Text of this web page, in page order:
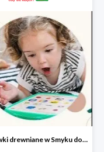
Zabawki drewniane w Smyku do -45%